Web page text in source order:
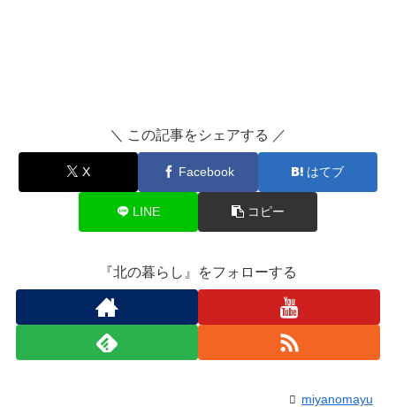
＼ この記事をシェアする ／
X Facebook はてブ
LINE コピー
『北の暮らし』をフォローする
miyanomayu